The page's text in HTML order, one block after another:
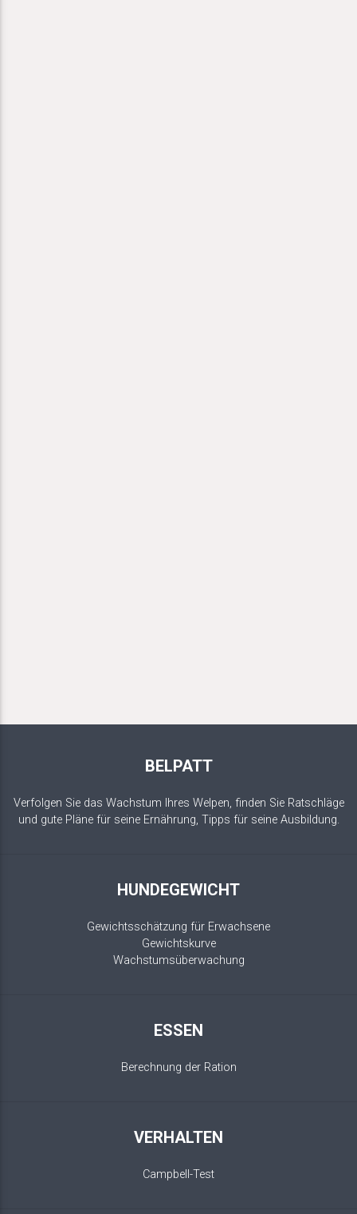
BELPATT
Verfolgen Sie das Wachstum Ihres Welpen, finden Sie Ratschläge
und gute Pläne für seine Ernährung, Tipps für seine Ausbildung.
HUNDEGEWICHT
Gewichtsschätzung für Erwachsene
Gewichtskurve
Wachstumsüberwachung
ESSEN
Berechnung der Ration
VERHALTEN
Campbell-Test